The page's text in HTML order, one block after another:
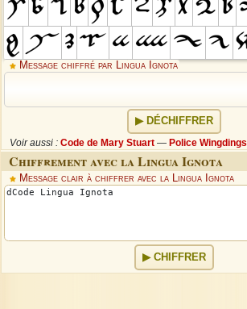
Message chiffré par Lingua Ignota
DÉCHIFFRER
Voir aussi : Code de Mary Stuart — Police Wingdings
Chiffrement avec la Lingua Ignota
Message clair à chiffrer avec la Lingua Ignota
CHIFFRER